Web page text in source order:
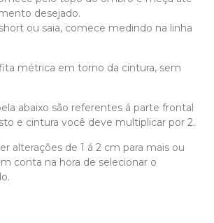
desejado.
ou saia, comece medindo na linha
métrica em torno da cintura, sem
abaixo são referentes á parte frontal
e cintura você deve multiplicar por 2.
alterações de 1 á 2 cm para mais ou
conta na hora de selecionar o